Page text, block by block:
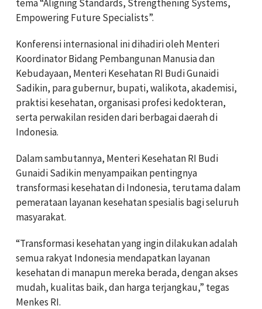
tema “Aligning Standards, Strengthening Systems,
Empowering Future Specialists”.
Konferensi internasional ini dihadiri oleh Menteri
Koordinator Bidang Pembangunan Manusia dan
Kebudayaan, Menteri Kesehatan RI Budi Gunaidi
Sadikin, para gubernur, bupati, walikota, akademisi,
praktisi kesehatan, organisasi profesi kedokteran,
serta perwakilan residen dari berbagai daerah di
Indonesia.
Dalam sambutannya, Menteri Kesehatan RI Budi
Gunaidi Sadikin menyampaikan pentingnya
transformasi kesehatan di Indonesia, terutama dalam
pemerataan layanan kesehatan spesialis bagi seluruh
masyarakat.
“Transformasi kesehatan yang ingin dilakukan adalah
semua rakyat Indonesia mendapatkan layanan
kesehatan di manapun mereka berada, dengan akses
mudah, kualitas baik, dan harga terjangkau,” tegas
Menkes RI.